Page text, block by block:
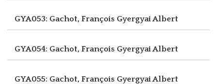
GYA053: Gachot, François Gyergyai Albert
GYA054: Gachot, François Gyergyai Albert
GYA055: Gachot, François Gyergyai Albert